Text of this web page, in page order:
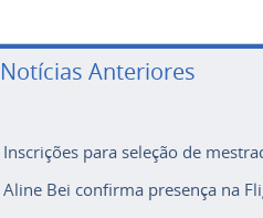
Notícias Anteriores
Inscrições para seleção de
Aline Bei confirma presença na